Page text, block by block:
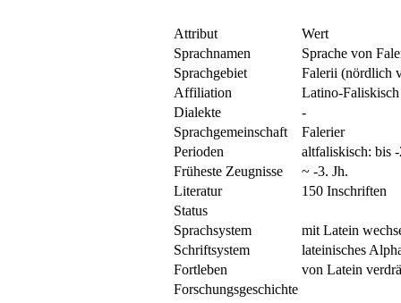
Attribut
Wert
Sprachnamen
Sprache von
Sprachgebiet
Falerii (nördlich
Affiliation
Latino-Faliskisch
Dialekte
-
Sprachgemeinschaft
Falerier
Perioden
altfaliskisch: bis
Früheste Zeugnisse
~ -3. Jh.
Literatur
150 Inschriften
Status
Sprachsystem
mit Latein
Schriftsystem
lateinisches
Fortleben
von Latein
Forschungsgeschichte